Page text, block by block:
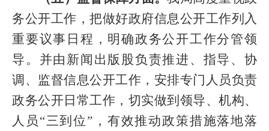
务公开工作，把做好政府信息公开工作列入
重要议事日程，明确政务公开工作分管领
导。并由新闻出版股负责推进、指导、协
调、监督信息公开工作，安排专门人员负责
政务公开日常工作，切实做到领导、机构、
人员“三到位”，有效推动政策措施落地落